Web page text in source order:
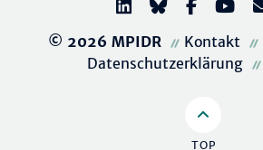
© 2026 MPIDR Kontakt
Datenschutzerklärung
TOP